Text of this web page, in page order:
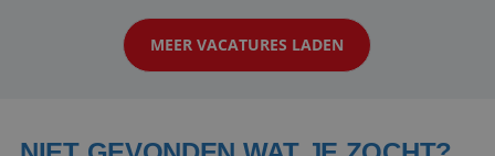
klanten te overtuigen om die droomreis te
boeken! ...
MEER VACATURES LADEN